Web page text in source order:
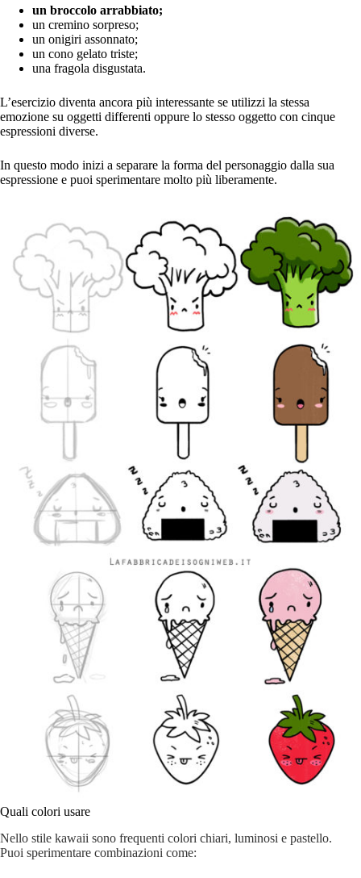
un broccolo arrabbiato;
un cremino sorpreso;
un onigiri assonnato;
un cono gelato triste;
una fragola disgustata.
L’esercizio diventa ancora più interessante se utilizzi la stessa
emozione su oggetti differenti oppure lo stesso oggetto con cinque
espressioni diverse.
In questo modo inizi a separare la forma del personaggio dalla sua
espressione e puoi sperimentare molto più liberamente.
Quali colori usare
Nello stile kawaii sono frequenti colori chiari, luminosi e pastello.
Puoi sperimentare combinazioni come: